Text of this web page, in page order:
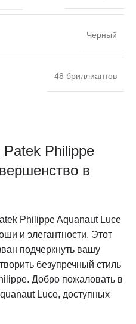
Черный
48 бриллиантов
Philippe
в
Philippe Aquanaut Luce
и элегантности. Этот
подчеркнуть вашу
безупречный стиль
Добро пожаловать в
Luce, доступных